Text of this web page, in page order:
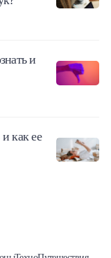
и
как ее